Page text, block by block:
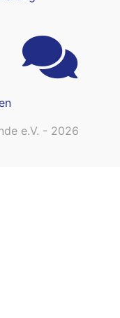
e.V. - 2026